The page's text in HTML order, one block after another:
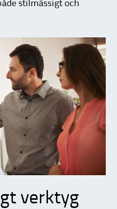
stilmässigt och
verktyg